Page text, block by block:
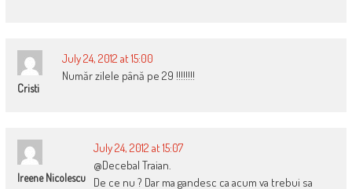
Cristi
July 24, 2012 at 15:00
Număr zilele până pe 29 !!!!!!!!
Ireene Nicolescu
July 24, 2012 at 15:07
@Decebal Traian.
De ce nu ? Dar ma gandesc ca acum va trebui sa